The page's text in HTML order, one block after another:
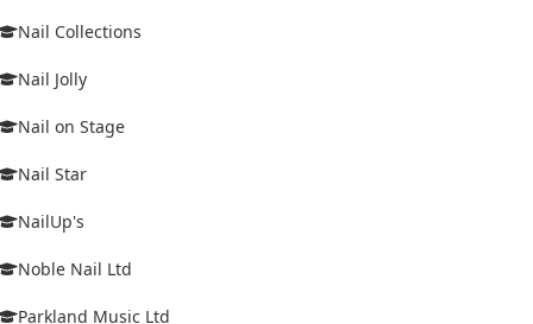
Nail Collections
Nail Jolly
Nail on Stage
Nail Star
NailUp's
Noble Nail Ltd
Parkland Music Ltd